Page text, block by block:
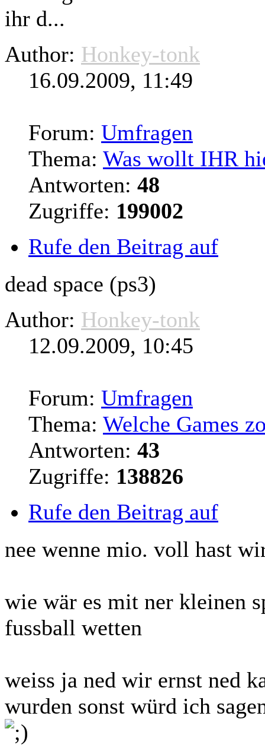
ihr d...
Author: Honkey-tonk
16.09.2009, 11:49
Forum: Umfragen
Thema: Was wollt IHR
Antworten: 48
Zugriffe: 199002
Rufe den Beitrag auf
dead space (ps3)
Author: Honkey-tonk
12.09.2009, 10:45
Forum: Umfragen
Thema: Welche Games
Antworten: 43
Zugriffe: 138826
Rufe den Beitrag auf
nee wenne mio. voll hast
wie wär es mit ner kleinen
fussball wetten
weiss ja ned wir ernst ned
wurden sonst würd ich